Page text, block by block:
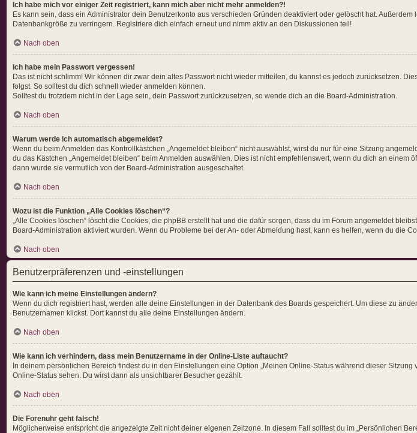
Ich habe mich vor einiger Zeit registriert, kann mich aber nicht mehr anmelden?!
Es kann sein, dass ein Administrator dein Benutzerkonto aus verschieden Gründen deaktiviert oder gelöscht hat.
Datenbankgröße zu verringern. Registriere dich einfach erneut und nimm aktiv an den Diskussionen teil!
Nach oben
Ich habe mein Passwort vergessen!
Das ist nicht schlimm! Wir können dir zwar dein altes Passwort nicht wieder mitteilen, du kannst es jedoch zurücksetzen.
folgst. So solltest du dich schnell wieder anmelden können.
Solltest du trotzdem nicht in der Lage sein, dein Passwort zurückzusetzen, so wende dich an die Board-Administration.
Nach oben
Warum werde ich automatisch abgemeldet?
Wenn du beim Anmelden das Kontrollkästchen „Angemeldet bleiben“ nicht auswählst, wirst du nur für eine Sitzung
du das Kästchen „Angemeldet bleiben“ beim Anmelden auswählen. Dies ist nicht empfehlenswert, wenn du dich an
dann wurde sie vermutlich von der Board-Administration ausgeschaltet.
Nach oben
Wozu ist die Funktion „Alle Cookies löschen“?
„Alle Cookies löschen“ löscht die Cookies, die phpBB erstellt hat und die dafür sorgen, dass du im Forum angemeldet
Board-Administration aktiviert wurden. Wenn du Probleme bei der An- oder Abmeldung hast, kann es helfen, wenn du die
Nach oben
Benutzerpräferenzen und -einstellungen
Wie kann ich meine Einstellungen ändern?
Wenn du dich registriert hast, werden alle deine Einstellungen in der Datenbank des Boards gespeichert. Um diese zu
Benutzernamen klickst. Dort kannst du alle deine Einstellungen ändern.
Nach oben
Wie kann ich verhindern, dass mein Benutzername in der Online-Liste auftaucht?
In deinem persönlichen Bereich findest du in den Einstellungen eine Option „Meinen Online-Status während dieser
Online-Status sehen. Du wirst dann als unsichtbarer Besucher gezählt.
Nach oben
Die Forenuhr geht falsch!
Möglicherweise entspricht die angezeigte Zeit nicht deiner eigenen Zeitzone. In diesem Fall solltest du im „Persönlichen